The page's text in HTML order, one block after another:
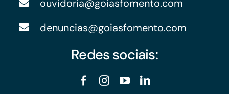
ouvidoria@goiasfomento.com
denuncias@goiasfomento.com
Redes sociais: